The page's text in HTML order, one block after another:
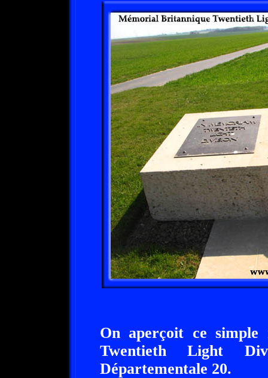
On aperçoit ce simple
Twentieth Light
Départementale 20.